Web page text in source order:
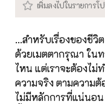
...สำหรับเรื่องของชี
ด้วยเมตตากรุณา ใน
ไหน แต่เราจะต้องไม่
ความจริง ตามความต้
ไม่มีหลักการที่แน่นอน